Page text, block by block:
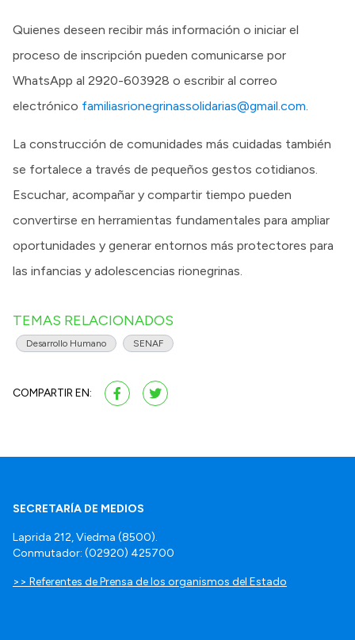
Quienes deseen recibir más información o iniciar el
proceso de inscripción pueden comunicarse por
WhatsApp al 2920-603928 o escribir al correo
electrónico familiasrionegrinassolidarias@gmail.com
La construcción de comunidades más cuidadas también
se fortalece a través de pequeños gestos cotidianos.
Escuchar, acompañar y compartir tiempo pueden
convertirse en herramientas fundamentales para ampliar
oportunidades y generar entornos más protectores para
las infancias y adolescencias rionegrinas.
TEMAS RELACIONADOS
Desarrollo Humano SENAF
COMPARTIR EN:
SECRETARÍA DE MEDIOS
Laprida 212, Viedma (8500).
Conmutador: (02920) 425700
>> Referentes de Prensa de los organismos del Estado